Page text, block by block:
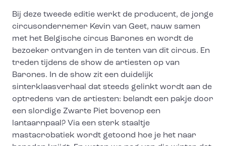
Bij deze tweede editie werkt de producent, de jonge
circusondernemer Kevin van Geet, nauw samen
met het Belgische circus Barones en wordt de
bezoeker ontvangen in de tenten van dit circus. En
treden tijdens de show de artiesten op van
Barones. In de show zit een duidelijk
sinterklaasverhaal dat steeds gelinkt wordt aan de
optredens van de artiesten: belandt een pakje door
een slordige Zwarte Piet bovenop een
lantaarnpaal? Via een sterk staaltje
mastacrobatiek wordt getoond hoe je het naar